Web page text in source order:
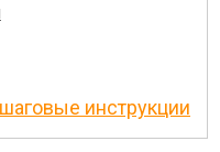
инструкции